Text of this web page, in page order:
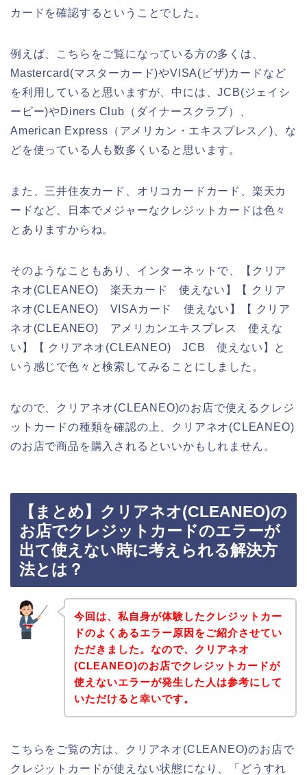
カードを確認するということでした。
例えば、こちらをご覧になっている方の多くは、
Mastercard(マスターカード)やVISA(ビザ)カードなど
を利用していると思いますが、中には、JCB(ジェイシ
ービー)やDiners Club（ダイナースクラブ）、
American Express（アメリカン・エキスプレス／)、な
どを使っている人も数多くいると思います。
また、三井住友カード、オリコカードカード、楽天カ
ードなど、日本でメジャーなクレジットカードは色々
とありますからね。
そのようなこともあり、インターネットで、【クリア
ネオ(CLEANEO) 楽天カード 使えない】【 クリア
ネオ(CLEANEO) VISAカード 使えない】【 クリア
ネオ(CLEANEO) アメリカンエキスプレス 使えな
い】【 クリアネオ(CLEANEO) JCB 使えない】と
いう感じで色々と検索してみることにしました。
なので、クリアネオ(CLEANEO)のお店で使えるクレジ
ットカードの種類を確認の上、クリアネオ(CLEANEO)
のお店で商品を購入されるといいかもしれません。
【まとめ】クリアネオ(CLEANEO)の
お店でクレジットカードのエラーが
出て使えない時に考えられる解決方
法とは？
今回は、私自身が体験したクレジットカー
ドのよくあるエラー原因をご紹介させてい
ただきました。なので、クリアネオ
(CLEANEO)のお店でクレジットカードが
使えないエラーが発生した人は参考にして
いただけると幸いです。
こちらをご覧の方は、クリアネオ(CLEANEO)のお店で
クレジットカードが使えない状態になり、「どうすれ